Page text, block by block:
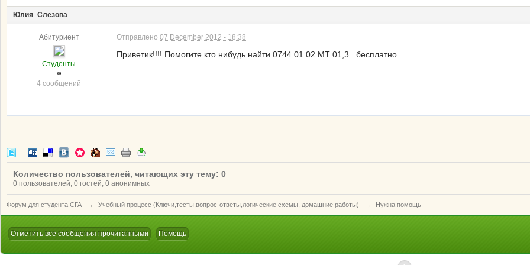
Юлия_Слезова
Абитуриент
Студенты
4 сообщений
Отправлено 07 December 2012 - 18:38
Приветик!!!! Помогите кто нибудь найти 0744.01.02 МТ 01,3 бесплатно
Количество пользователей, читающих эту тему: 0
0 пользователей, 0 гостей, 0 анонимных
Форум для студента СГА → Учебный процесс (Ключи,тесты,вопрос-ответы,логические схемы, домашние работы) → Нужна помощь
Отметить все сообщения прочитанными Помощь